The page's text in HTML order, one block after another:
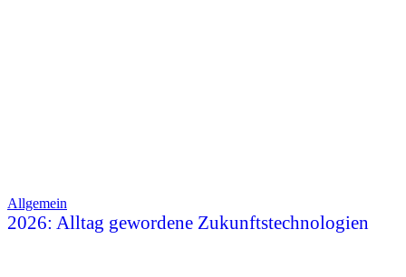
Allgemein
2026: Alltag gewordene Zukunftstechnologien